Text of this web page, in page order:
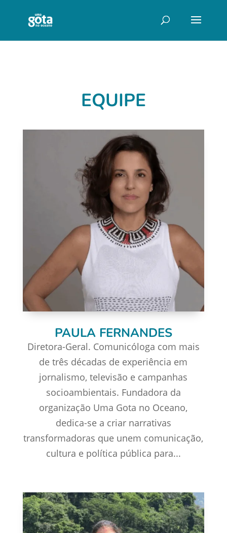
EQUIPE
PAULA FERNANDES
Diretora-Geral. Comunicóloga com mais
de três décadas de experiência em
jornalismo, televisão e campanhas
socioambientais. Fundadora da
organização Uma Gota no Oceano,
dedica-se a criar narrativas
transformadoras que unem comunicação,
cultura e política pública para...